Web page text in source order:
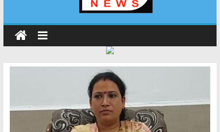
राष्ट्रीय हथकरघा दिवस पर मुख्यमंत्री धामी ने उत्कृष्ट बुनकरों और हस्तशिल्प
कारीगरों को किया सम्मानित
​धामी कैबिनेट का बड़ा फैसला: पशुपालकों को 60% तक सब्सिडी, गंगा एक्सप्रेसवे का
हरिद्वार तक होगा विस्तार